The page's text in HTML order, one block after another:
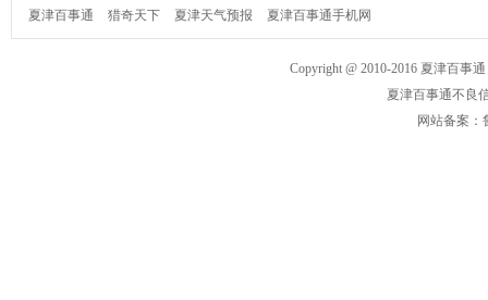
夏津百事通 猎奇天下 夏津天气预报 夏津百事通手机网
Copyright @ 2010-2016 夏津百事
夏津百事通不良
网站备案：